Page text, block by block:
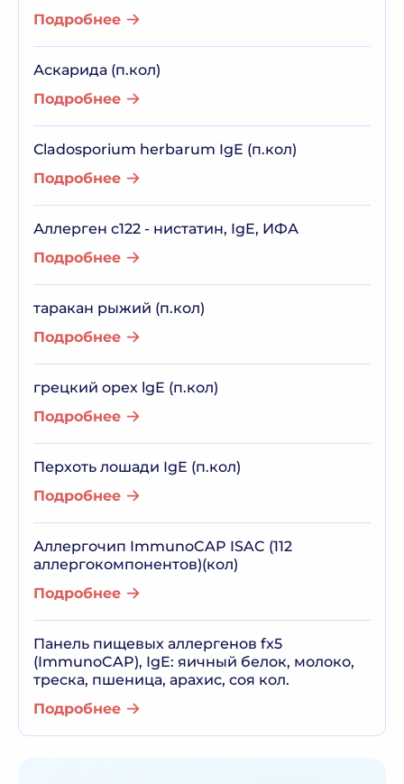
Подробнее
Аскарида (п.кол)
Подробнее
Сladosporium herbarum IgE (п.кол)
Подробнее
Аллерген c122 - нистатин, IgE, ИФА
Подробнее
таракан рыжий (п.кол)
Подробнее
грецкий орех lgE (п.кол)
Подробнее
Перхоть лошади IgE (п.кол)
Подробнее
Аллергочип ImmunoCAP ISAC (112
аллергокомпонентов)(кол)
Подробнее
Панель пищевых аллергенов fx5
(ImmunoCAP), IgE: яичный белок, молоко,
треска, пшеница, арахис, соя кол.
Подробнее